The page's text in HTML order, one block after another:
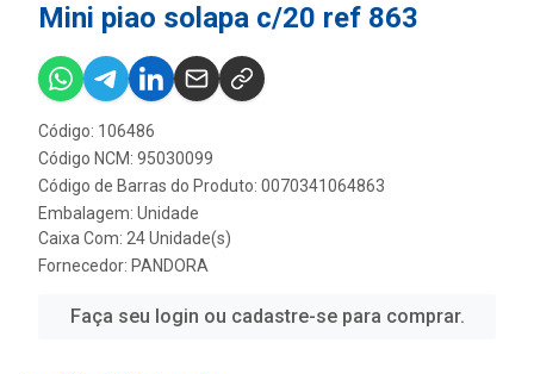
Mini piao solapa c/20 ref 863
Código: 106486
Código NCM: 95030099
Código de Barras do Produto: 0070341064863
Embalagem: Unidade
Caixa Com: 24 Unidade(s)
Fornecedor: PANDORA
Faça seu login ou cadastre-se para comprar.